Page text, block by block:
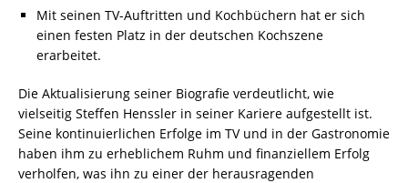
Mit seinen TV-Auftritten und Kochbüchern hat er sich
einen festen Platz in der deutschen Kochszene
erarbeitet.
Die Aktualisierung seiner Biografie verdeutlicht, wie
vielseitig Steffen Henssler in seiner Kariere aufgestellt ist.
Seine kontinuierlichen Erfolge im TV und in der Gastronomie
haben ihm zu erheblichem Ruhm und finanziellem Erfolg
verholfen, was ihn zu einer der herausragenden